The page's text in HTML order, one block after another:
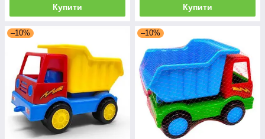
Купити Купити
–10% –10%